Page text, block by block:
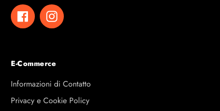
FacebookInstagram
E-Commerce
Informazioni di Contatto
Privacy e Cookie Policy